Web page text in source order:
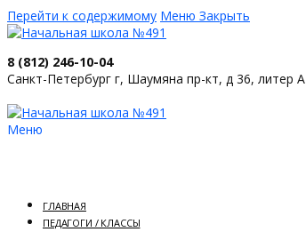
Перейти к содержимому Меню Закрыть
8 (812) 246-10-04
Санкт-Петербург г, Шаумяна пр-кт, д 36, литер А
Меню
ГЛАВНАЯ
ПЕДАГОГИ / КЛАССЫ